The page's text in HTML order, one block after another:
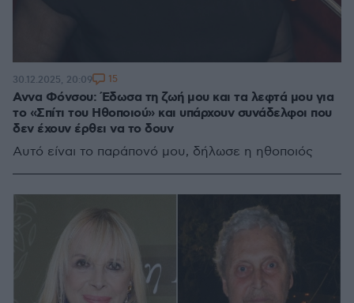
Αννα Φόνσου: Έδωσα τη ζωή μου και τα λεφτά μου για
το «Σπίτι του Ηθοποιού» και υπάρχουν συνάδελφοι που
δεν έχουν έρθει να το δουν
Αυτό είναι το παράπονό μου, δήλωσε η ηθοποιός
30.12.2025, 20:09 15